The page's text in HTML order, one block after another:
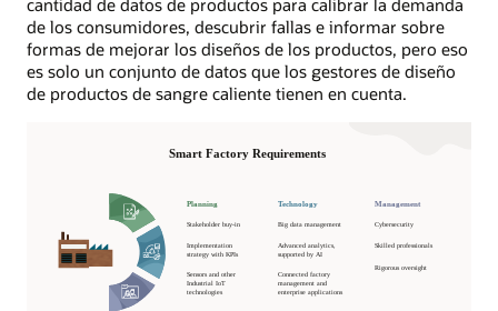
de los consumidores, descubrir fallas e informar sobre
formas de mejorar los diseños de los productos, pero eso
es solo un conjunto de datos que los gestores de diseño
de productos de sangre caliente tienen en cuenta.